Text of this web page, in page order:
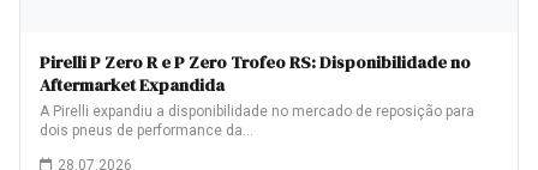
Pirelli P Zero R e P Zero Trofeo RS: Disponibilidade no
Aftermarket Expandida
A Pirelli expandiu a disponibilidade no mercado de reposição para
dois pneus de performance da…
28.07.2026